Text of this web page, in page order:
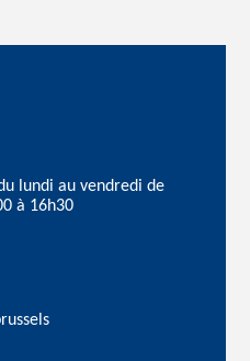
lundi au vendredi de
à 16h30